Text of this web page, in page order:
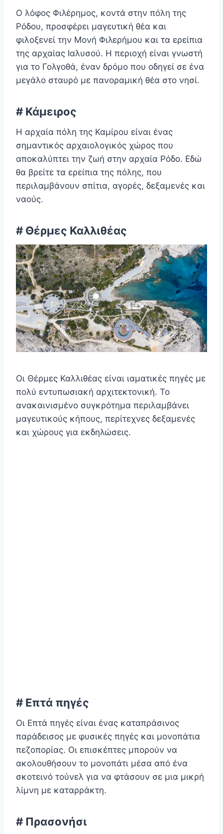
Ο λόφος Φιλέρημος, κοντά στην πόλη της
Ρόδου, προσφέρει μαγευτική θέα και
φιλοξενεί την Μονή Φιλερήμου και τα ερείπια
της αρχαίας Ιαλυσού. Η περιοχή είναι γνωστή
για το Γολγοθά, έναν δρόμο που οδηγεί σε ένα
μεγάλο σταυρό με πανοραμική θέα στο νησί.
# Κάμειρος
Η αρχαία πόλη της Καμίρου είναι ένας
σημαντικός αρχαιολογικός χώρος που
αποκαλύπτει την ζωή στην αρχαία Ρόδο. Εδώ
θα βρείτε τα ερείπια της πόλης, που
περιλαμβάνουν σπίτια, αγορές, δεξαμενές και
ναούς.
# Θέρμες Καλλιθέας
Οι Θέρμες Καλλιθέας είναι ιαματικές πηγές με
πολύ εντυπωσιακή αρχιτεκτονική. Το
ανακαινισμένο συγκρότημα περιλαμβάνει
μαγευτικούς κήπους, περίτεχνες δεξαμενές
και χώρους για εκδηλώσεις.
# Επτά πηγές
Οι Επτά πηγές είναι ένας καταπράσινος
παράδεισος με φυσικές πηγές και μονοπάτια
πεζοπορίας. Οι επισκέπτες μπορούν να
ακολουθήσουν το μονοπάτι μέσα από ένα
σκοτεινό τούνελ για να φτάσουν σε μια μικρή
λίμνη με καταρράκτη.
# Πρασονήσι